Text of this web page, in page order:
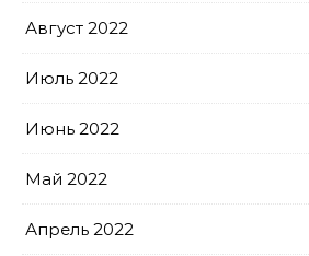
Август 2022
Июль 2022
Июнь 2022
Май 2022
Апрель 2022